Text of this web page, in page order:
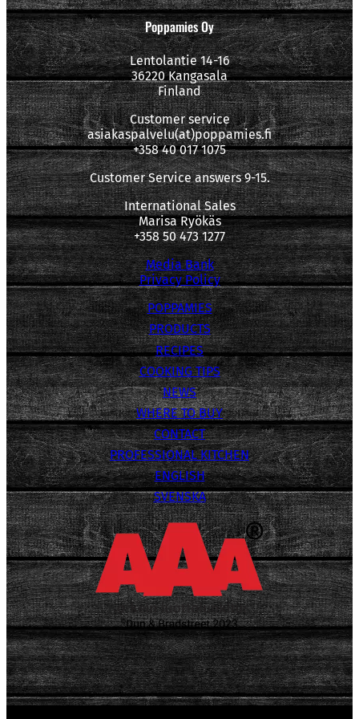
Poppamies Oy
Lentolantie 14-16
36220 Kangasala
Finland
Customer service
asiakaspalvelu(at)poppamies.fi
+358 40 017 1075
Customer Service answers 9-15.
International Sales
Marisa Ryökäs
+358 50 473 1277
Media Bank
Privacy Policy
POPPAMIES
PRODUCTS
RECIPES
COOKING TIPS
NEWS
WHERE TO BUY
CONTACT
PROFESSIONAL KITCHEN
ENGLISH
SVENSKA